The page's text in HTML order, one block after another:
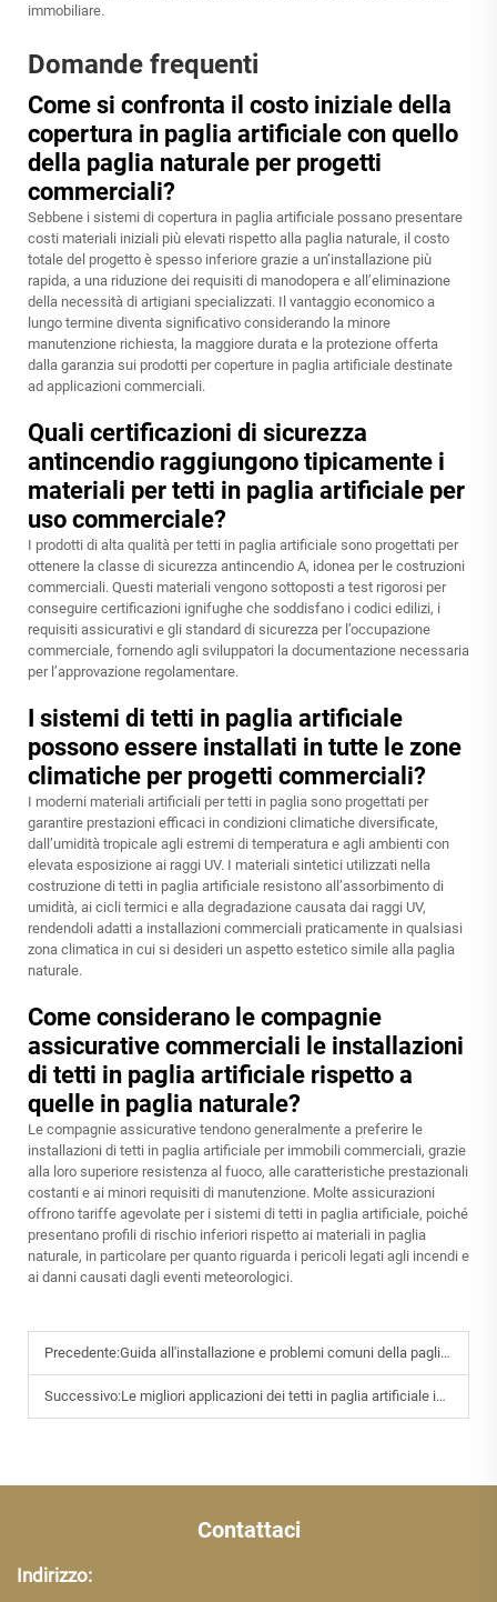
immobiliare.
Domande frequenti
Come si confronta il costo iniziale della
copertura in paglia artificiale con quello
della paglia naturale per progetti
commerciali?
Sebbene i sistemi di copertura in paglia artificiale possano presentare
costi materiali iniziali più elevati rispetto alla paglia naturale, il costo
totale del progetto è spesso inferiore grazie a un’installazione più
rapida, a una riduzione dei requisiti di manodopera e all’eliminazione
della necessità di artigiani specializzati. Il vantaggio economico a
lungo termine diventa significativo considerando la minore
manutenzione richiesta, la maggiore durata e la protezione offerta
dalla garanzia sui prodotti per coperture in paglia artificiale destinate
ad applicazioni commerciali.
Quali certificazioni di sicurezza
antincendio raggiungono tipicamente i
materiali per tetti in paglia artificiale per
uso commerciale?
I prodotti di alta qualità per tetti in paglia artificiale sono progettati per
ottenere la classe di sicurezza antincendio A, idonea per le costruzioni
commerciali. Questi materiali vengono sottoposti a test rigorosi per
conseguire certificazioni ignifughe che soddisfano i codici edilizi, i
requisiti assicurativi e gli standard di sicurezza per l’occupazione
commerciale, fornendo agli sviluppatori la documentazione necessaria
per l’approvazione regolamentare.
I sistemi di tetti in paglia artificiale
possono essere installati in tutte le zone
climatiche per progetti commerciali?
I moderni materiali artificiali per tetti in paglia sono progettati per
garantire prestazioni efficaci in condizioni climatiche diversificate,
dall’umidità tropicale agli estremi di temperatura e agli ambienti con
elevata esposizione ai raggi UV. I materiali sintetici utilizzati nella
costruzione di tetti in paglia artificiale resistono all’assorbimento di
umidità, ai cicli termici e alla degradazione causata dai raggi UV,
rendendoli adatti a installazioni commerciali praticamente in qualsiasi
zona climatica in cui si desideri un aspetto estetico simile alla paglia
naturale.
Come considerano le compagnie
assicurative commerciali le installazioni
di tetti in paglia artificiale rispetto a
quelle in paglia naturale?
Le compagnie assicurative tendono generalmente a preferire le
installazioni di tetti in paglia artificiale per immobili commerciali, grazie
alla loro superiore resistenza al fuoco, alle caratteristiche prestazionali
costanti e ai minori requisiti di manutenzione. Molte assicurazioni
offrono tariffe agevolate per i sistemi di tetti in paglia artificiale, poiché
presentano profili di rischio inferiori rispetto ai materiali in paglia
naturale, in particolare per quanto riguarda i pericoli legati agli incendi e
ai danni causati dagli eventi meteorologici.
Precedente:Guida all'installazione e problemi comuni della paglia sintetica
Successivo:Le migliori applicazioni dei tetti in paglia artificiale in resort e aree panoramiche
Contattaci
Indirizzo: